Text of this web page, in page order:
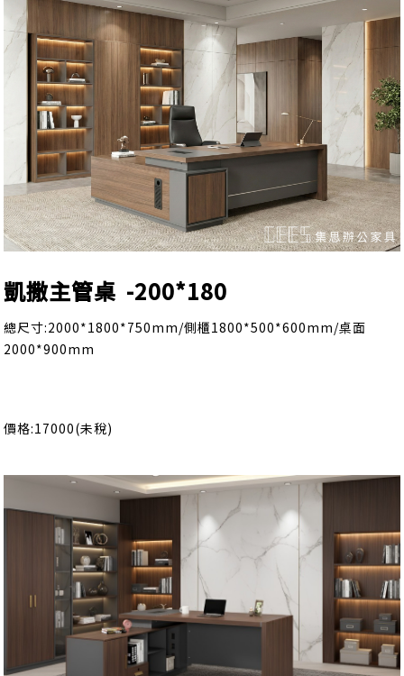
凱撒主管桌 -200*180
總尺寸:2000*1800*750mm/側櫃1800*500*600mm/桌面
2000*900mm
價格:17000(未稅)